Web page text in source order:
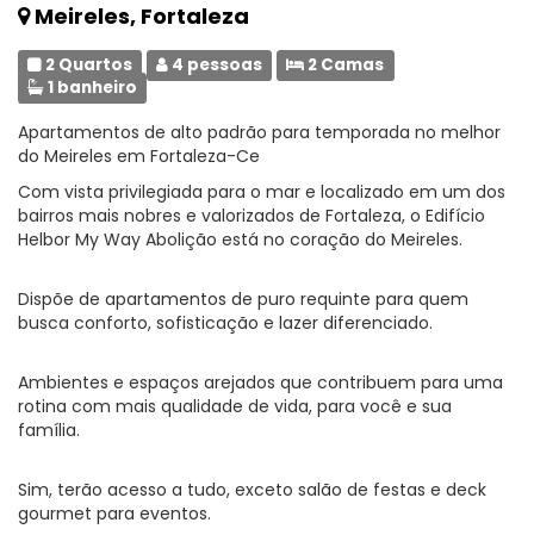
Meireles, Fortaleza
2 Quartos 4 pessoas
2 Camas
1 banheiro
Apartamentos de alto padrão para temporada no melhor
do Meireles em Fortaleza-Ce
Com vista privilegiada para o mar e localizado em um dos
bairros mais nobres e valorizados de Fortaleza, o Edifício
Helbor My Way Abolição está no coração do Meireles.
Dispõe de apartamentos de puro requinte para quem
busca conforto, sofisticação e lazer diferenciado.
Ambientes e espaços arejados que contribuem para uma
rotina com mais qualidade de vida, para você e sua
família.
Sim, terão acesso a tudo, exceto salão de festas e deck
gourmet para eventos.